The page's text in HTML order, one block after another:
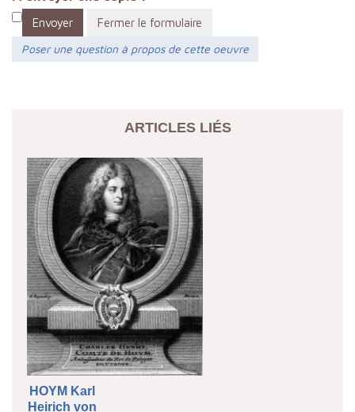
Envoyer
Fermer le formulaire
Poser une question à propos de cette oeuvre
ARTICLES LIÉS
HOYM Karl
Heirich von